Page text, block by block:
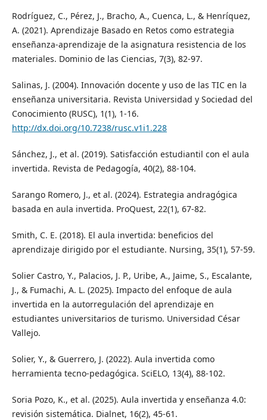
Rodríguez, C., Pérez, J., Bracho, A., Cuenca, L., & Henríquez,
A. (2021). Aprendizaje Basado en Retos como estrategia
enseñanza-aprendizaje de la asignatura resistencia de los
materiales. Dominio de las Ciencias, 7(3), 82-97.
Salinas, J. (2004). Innovación docente y uso de las TIC en la
enseñanza universitaria. Revista Universidad y Sociedad del
Conocimiento (RUSC), 1(1), 1-16.
http://dx.doi.org/10.7238/rusc.v1i1.228
Sánchez, J., et al. (2019). Satisfacción estudiantil con el aula
invertida. Revista de Pedagogía, 40(2), 88-104.
Sarango Romero, J., et al. (2024). Estrategia andragógica
basada en aula invertida. ProQuest, 22(1), 67-82.
Smith, C. E. (2018). El aula invertida: beneficios del
aprendizaje dirigido por el estudiante. Nursing, 35(1), 57-59.
Solier Castro, Y., Palacios, J. P., Uribe, A., Jaime, S., Escalante,
J., & Fumachi, A. L. (2025). Impacto del enfoque de aula
invertida en la autorregulación del aprendizaje en
estudiantes universitarios de turismo. Universidad César
Vallejo.
Solier, Y., & Guerrero, J. (2022). Aula invertida como
herramienta tecno-pedagógica. SciELO, 13(4), 88-102.
Soria Pozo, K., et al. (2025). Aula invertida y enseñanza 4.0:
revisión sistemática. Dialnet, 16(2), 45-61.